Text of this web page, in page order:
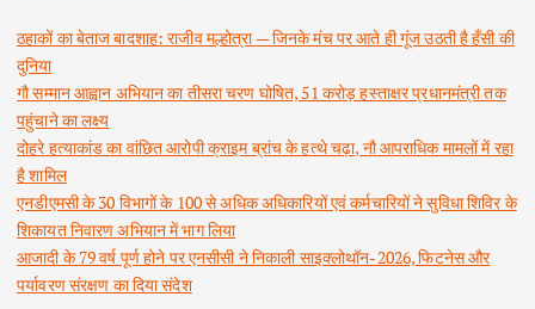
ठहाकों का बेताज बादशाह: राजीव मल्होत्रा — जिनके मंच पर आते ही गूंज उठती है हँसी की
दुनिया
गौ सम्मान आह्वान अभियान का तीसरा चरण घोषित, 51 करोड़ हस्ताक्षर प्रधानमंत्री तक
पहुंचाने का लक्ष्य
दोहरे हत्याकांड का वांछित आरोपी क्राइम ब्रांच के हत्थे चढ़ा, नौ आपराधिक मामलों में रहा
है शामिल
एनडीएमसी के 30 विभागों के 100 से अधिक अधिकारियों एवं कर्मचारियों ने सुविधा शिविर के
शिकायत निवारण अभियान में भाग लिया
आजादी के 79 वर्ष पूर्ण होने पर एनसीसी ने निकाली साइक्लोथॉन-2026, फिटनेस और
पर्यावरण संरक्षण का दिया संदेश